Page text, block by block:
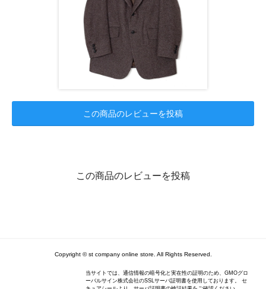
この商品のレビューを投稿
この商品のレビューを投稿
Copyright © st company online store. All Rights Reserved.
当サイトでは、通信情報の暗号化と実在性の証明のため、GMOグロ
ーバルサイン株式会社のSSLサーバ証明書を使用しております。 セ